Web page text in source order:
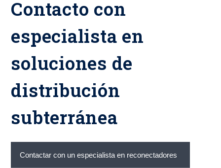
Contacto con
especialista en
soluciones de
distribución
subterránea
Contactar con un especialista en reconectadores